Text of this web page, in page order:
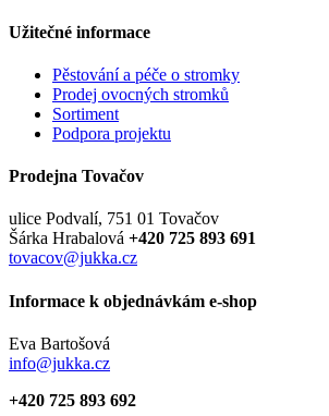
Užitečné informace
Pěstování a péče o stromky
Prodej ovocných stromků
Sortiment
Podpora projektu
Prodejna Tovačov
ulice Podvalí, 751 01 Tovačov
Šárka Hrabalová +420 725 893 691
tovacov@jukka.cz
Informace k objednávkám e-shop
Eva Bartošová
info@jukka.cz
+420 725 893 692